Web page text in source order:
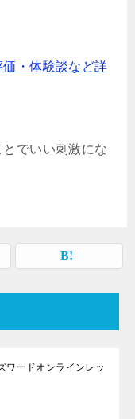
・体験談など詳
でいい刺激にな
ワードオンラインレッ